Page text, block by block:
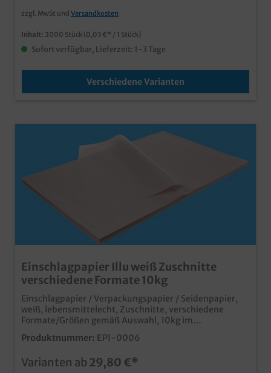
zzgl. MwSt und Versandkosten
Inhalt: 2000 Stück (0,03 €* / 1 Stück)
Sofort verfügbar, Lieferzeit: 1-3 Tage
Verschiedene Varianten
Einschlagpapier Illu weiß Zuschnitte
verschiedene Formate 10kg
Einschlagpapier / Verpackungspapier / Seidenpapier,
weiß, lebensmittelecht, Zuschnitte, verschiedene
Formate/Größen gemäß Auswahl, 10kg im
Kartongünstiges Einschlagpapier in praktischen
Zuschnittenunbedruckt weiß, für zahlreiche
Einzelhandelauch individuell bedruckbar
Produktnummer: EPI-0006
Varianten ab 29,80 €*